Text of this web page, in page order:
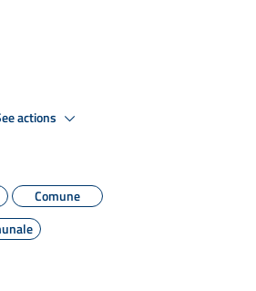
actions
Comune